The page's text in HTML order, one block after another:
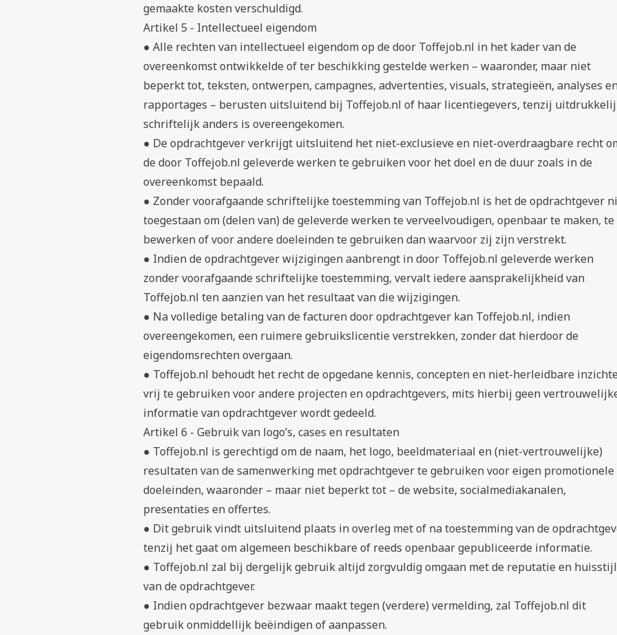
gemaakte kosten verschuldigd.
Artikel 5 - Intellectueel eigendom
● Alle rechten van intellectueel eigendom op de door Toffejob.nl in het kader van de
overeenkomst ontwikkelde of ter beschikking gestelde werken – waaronder, maar niet
beperkt tot, teksten, ontwerpen, campagnes, advertenties, visuals, strategieën, analyses en
rapportages – berusten uitsluitend bij Toffejob.nl of haar licentiegevers, tenzij
schriftelijk anders is overeengekomen.
● De opdrachtgever verkrijgt uitsluitend het niet-exclusieve en niet-overdraagbare recht
de door Toffejob.nl geleverde werken te gebruiken voor het doel en de duur zoals in de
overeenkomst bepaald.
● Zonder voorafgaande schriftelijke toestemming van Toffejob.nl is het de opdrachtgever
toegestaan om (delen van) de geleverde werken te verveelvoudigen, openbaar te maken, te
bewerken of voor andere doeleinden te gebruiken dan waarvoor zij zijn verstrekt.
● Indien de opdrachtgever wijzigingen aanbrengt in door Toffejob.nl geleverde werken
zonder voorafgaande schriftelijke toestemming, vervalt iedere aansprakelijkheid van
Toffejob.nl ten aanzien van het resultaat van die wijzigingen.
● Na volledige betaling van de facturen door opdrachtgever kan Toffejob.nl, indien
overeengekomen, een ruimere gebruikslicentie verstrekken, zonder dat hierdoor de
eigendomsrechten overgaan.
● Toffejob.nl behoudt het recht de opgedane kennis, concepten en niet-herleidbare
vrij te gebruiken voor andere projecten en opdrachtgevers, mits hierbij geen
informatie van opdrachtgever wordt gedeeld.
Artikel 6 - Gebruik van logo’s, cases en resultaten
● Toffejob.nl is gerechtigd om de naam, het logo, beeldmateriaal en (niet-vertrouwelijke)
resultaten van de samenwerking met opdrachtgever te gebruiken voor eigen promotionele
doeleinden, waaronder – maar niet beperkt tot – de website, socialmediakanalen,
presentaties en offertes.
● Dit gebruik vindt uitsluitend plaats in overleg met of na toestemming van de
tenzij het gaat om algemeen beschikbare of reeds openbaar gepubliceerde informatie.
● Toffejob.nl zal bij dergelijk gebruik altijd zorgvuldig omgaan met de reputatie en huisstijl
van de opdrachtgever.
● Indien opdrachtgever bezwaar maakt tegen (verdere) vermelding, zal Toffejob.nl dit
gebruik onmiddellijk beëindigen of aanpassen.